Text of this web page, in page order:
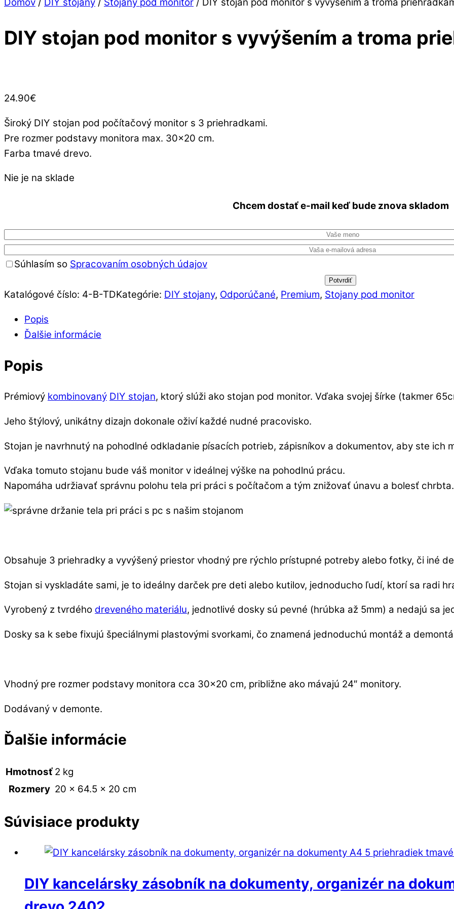
DIY stojan pod monitor s vyvýšením a troma
24.90€
Široký DIY stojan pod počítačový monitor s 3 priehradkami.
Pre rozmer podstavy monitora max. 30×20 cm.
Farba tmavé drevo.
Nie je na sklade
Chcem dostať e-mail keď bude znova skladom
Súhlasím so Spracovaním osobných údajov
Katalógové číslo: 4-B-TDKategórie: DIY stojany, Odporúčané, Premium, Stojany pod monitor
Popis
Ďalšie informácie
Popis
Prémiový kombinovaný DIY stojan, ktorý slúži ako stojan pod monitor. Vďaka svojej šírke (takmer
Jeho štýlový, unikátny dizajn dokonale oživí každé nudné pracovisko.
Stojan je navrhnutý na pohodlné odkladanie písacích potrieb, zápisníkov a dokumentov, aby ste ich
Vďaka tomuto stojanu bude váš monitor v ideálnej výške na pohodlnú prácu.
Napomáha udržiavať správnu polohu tela pri práci s počítačom a tým znižovať únavu a bolesť chrbta.
Obsahuje 3 priehradky a vyvýšený priestor vhodný pre rýchlo prístupné potreby alebo fotky, či iné
Stojan si vyskladáte sami, je to ideálny darček pre deti alebo kutilov, jednoducho ľudí, ktorí sa radi
Vyrobený z tvrdého dreveného materiálu, jednotlivé dosky sú pevné (hrúbka až 5mm) a nedajú sa
Dosky sa k sebe fixujú špeciálnymi plastovými svorkami, čo znamená jednoduchú montáž a
Vhodný pre rozmer podstavy monitora cca 30×20 cm, približne ako mávajú 24″ monitory.
Dodávaný v demonte.
Ďalšie informácie
Hmotnosť 2 kg
Rozmery 20 × 64.5 × 20 cm
Súvisiace produkty
DIY kancelársky zásobník na dokumenty, organizér na